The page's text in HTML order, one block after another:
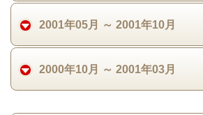
2001年05月 ～ 2001年10月
2000年10月 ～ 2001年03月